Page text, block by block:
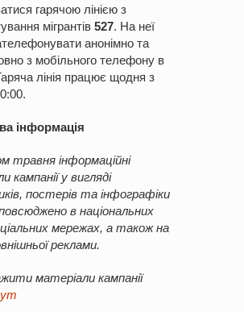
гарячою лінією з
мігрантів 527. На неї
анонімно та
з мобільного телефону в
лінія працює щодня з
інформація
травня інформаційні
кампанії у вигляді
постерів та інфографіки
в національних
мережах, а також на
реклами.
матеріали кампанії